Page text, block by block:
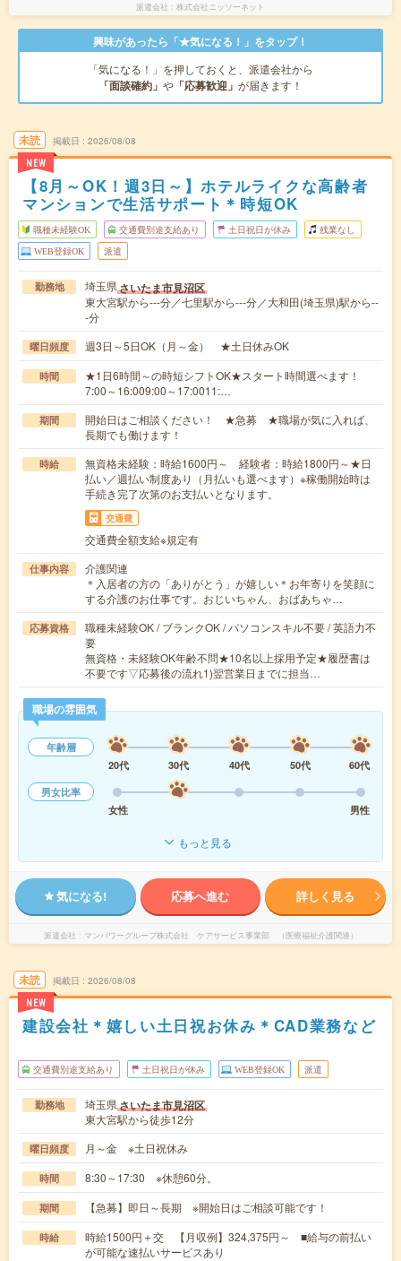
派遣会社 株式会社ニッソーネット
興味があったら「★気になる！」をタップ！
「気になる！」を押しておくと、派遣会社から
「面談確約」 や 「応募歓迎」 が届きます！
未読
NEW
掲載日 2026/08/08
【8月～OK！週3日～】ホテルライクな高齢者
マンションで生活サポート＊時短OK
職種未経験OK 交通費別途支給あり 土日祝日が休み 残業なし
WEB登録OK 派遣
勤務地 埼玉県さいたま市見沼区
東大宮駅から---分／七里駅から---分／大和田(埼玉県)駅から--
-分
曜日頻度 週3日～5日OK（月～金） ★土日休みOK
時間
★1日6時間～の時短シフトOK★スタート時間選べます！
7:00～16:009:00～17:0011:…
期間
開始日はご相談ください！ ★急募 ★職場が気に入れば、
長期でも働けます！
時給
無資格未経験：時給1600円～ 経験者：時給1800円～★日
払い／週払い制度あり（月払いも選べます）※稼働開始時は
手続き完了次第のお支払いとなります。
交通費
交通費全額支給※規定有
仕事内容
介護関連
＊入居者の方の「ありがとう」が嬉しい＊お年寄りを笑顔に
する介護のお仕事です。おじいちゃん、おばあちゃ…
応募資格
職種未経験OK / ブランクOK / パソコンスキル不要 / 英語力不
要
無資格・未経験OK年齢不問★10名以上採用予定★履歴書は
不要です▽応募後の流れ1)翌営業日までに担当…
職場の雰囲気
年齢層
20代
30代 40代 50代
60代
男女比率
女性
男性
もっと見る
気になる! 応募へ進む 詳しく見る
派遣会社 マンパワーグループ株式会社 ケアサービス事業部 （医療福祉介護関連）
未読
NEW
掲載日 2026/08/08
建設会社＊嬉しい土日祝お休み＊CAD業務など
交通費別途支給あり 土日祝日が休み WEB登録OK 派遣
勤務地 埼玉県さいたま市見沼区
東大宮駅から徒歩12分
曜日頻度 月～金 ※土日祝休み
時間 8:30～17:30 ※休憩60分。
期間 【急募】即日～長期 ※開始日はご相談可能です！
時給
時給1500円＋交 【月収例】324,375円～ ■給与の前払い
が可能な速払いサービスあり